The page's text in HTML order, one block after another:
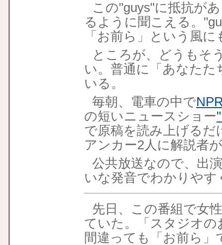
この"guys"に抵抗が
るように聞こえる。
「お前ら」という風
ところが、どうもそ
い。普通に「あなた
いる。
毎朝、電車の中で
の短いニュースショー
で原稿を読み上げる
アンカー2人に解説者
公共放送なので、出
いな発音でわかりやす
先日、この番組で女
ていた。「スタジオ
間違っても「お前ら」